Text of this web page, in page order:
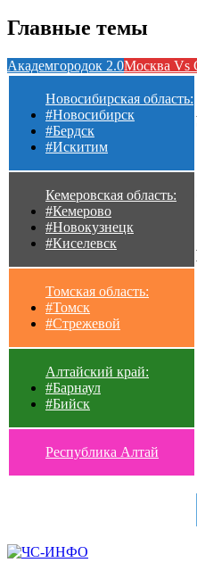
Главные темы
Академгородок 2.0Москва Vs
Новосибирская область:
#Новосибирск
#Бердск
#Искитим
Кемеровская область:
#Кемерово
#Новокузнецк
#Киселевск
Томская область:
#Томск
#Стрежевой
Алтайский край:
#Барнаул
#Бийск
Республика Алтай